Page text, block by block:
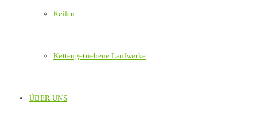
Reifen
Kettengetriebene Laufwerke
ÜBER UNS